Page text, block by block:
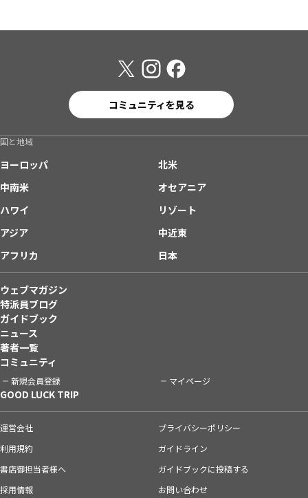
コミュニティを見る
国と地域
ヨーロッパ
北米
中南米
オセアニア
ハワイ
リゾート
アジア
中近東
アフリカ
日本
ウェブマガジン
特派員ブログ
ガイドブック
ニュース
著者一覧
コミュニティ
新規会員登録 マイページ
GOOD LUCK TRIP
運営会社
プライバシーポリシー
利用規約
ガイドライン
書店御担当者様へ
ガイドブックに投稿する
採用情報
お問い合わせ